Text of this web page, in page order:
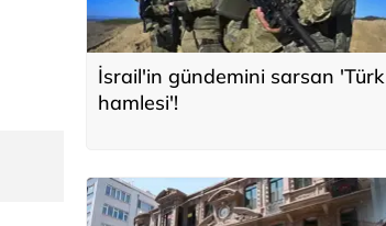
İsrail'in gündemini sarsan 'Türk
hamlesi'!